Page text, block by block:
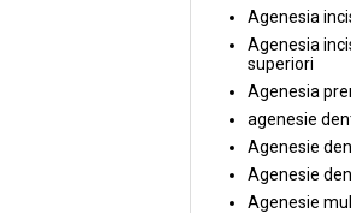
Agenesia
Agenesia
superiori
Agenesia
agenesie
Agenesie
Agenesie
Agenesie